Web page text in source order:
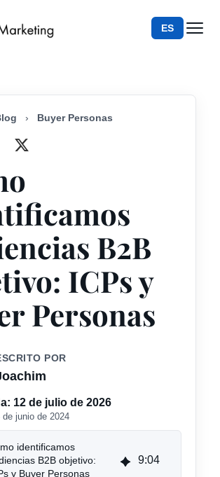
ES
› Buyer Personas
B2B
ICPs y
Personas
POR
12 de julio de 2026
de junio de 2024
identificamos
B2B objetivo:
y Buyer Personas
9:04